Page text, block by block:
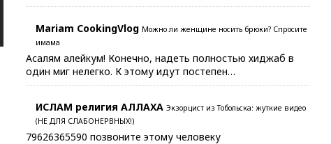
Mariam CookingVlog Можно ли женщине носить брюки? Спросите
имама
Асалям алейкум! Конечно, надеть полностью хиджаб в
один миг нелегко. К этому идут постепен…
ИСЛАМ религия АЛЛАХА Экзорцист из Тобольска: жуткие видео
(НЕ ДЛЯ СЛАБОНЕРВНЫХ!)
79626365590 позвоните этому человеку